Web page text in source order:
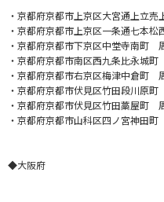
・ 京都府京都市上京区大宮通上立
・京都府京都市上京区一条通七本
・京都府京都市下京区中堂寺南町
・京都府京都市南区西九条比永城
・京都府京都市右京区梅津中倉町
・京都府京都市伏見区竹田段川原
・京都府京都市伏見区竹田藁屋町
・京都府京都市山科区四ノ宮神田
◆大阪府